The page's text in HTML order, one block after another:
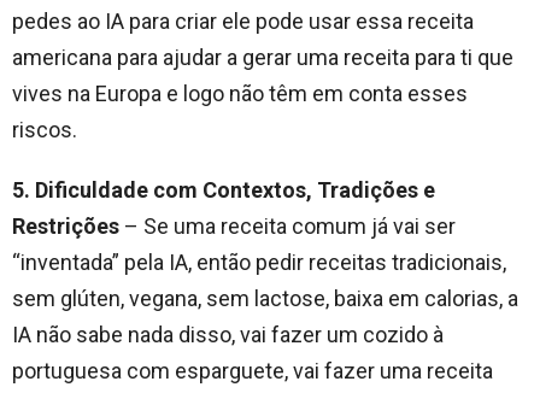
pedes ao IA para criar ele pode usar essa receita
americana para ajudar a gerar uma receita para ti que
vives na Europa e logo não têm em conta esses
riscos.
5. Dificuldade com Contextos, Tradições e
Restrições – Se uma receita comum já vai ser
“inventada” pela IA, então pedir receitas tradicionais,
sem glúten, vegana, sem lactose, baixa em calorias, a
IA não sabe nada disso, vai fazer um cozido à
portuguesa com esparguete, vai fazer uma receita